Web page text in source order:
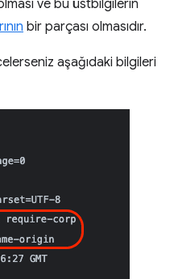
ve bu üstbilgilerin
bir parçası olmasıdır.
aşağıdaki bilgileri